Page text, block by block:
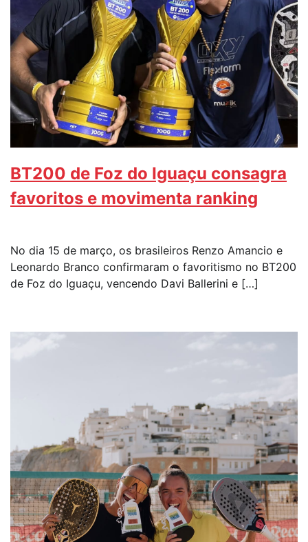
BT200 de Foz do Iguaçu consagra
favoritos e movimenta ranking
No dia 15 de março, os brasileiros Renzo Amancio e
Leonardo Branco confirmaram o favoritismo no BT200
de Foz do Iguaçu, vencendo Davi Ballerini e […]